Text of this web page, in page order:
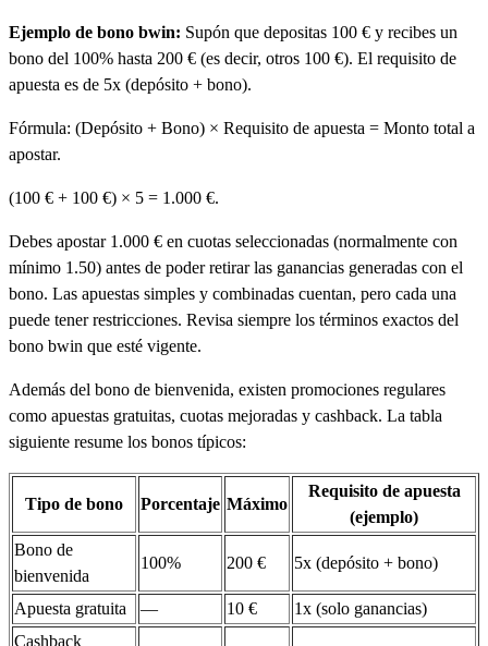
Ejemplo de bono bwin: Supón que depositas 100 € y recibes un
bono del 100% hasta 200 € (es decir, otros 100 €). El requisito de
apuesta es de 5x (depósito + bono).
Fórmula: (Depósito + Bono) × Requisito de apuesta = Monto total a
apostar.
(100 € + 100 €) × 5 = 1.000 €.
Debes apostar 1.000 € en cuotas seleccionadas (normalmente con
mínimo 1.50) antes de poder retirar las ganancias generadas con el
bono. Las apuestas simples y combinadas cuentan, pero cada una
puede tener restricciones. Revisa siempre los términos exactos del
bono bwin que esté vigente.
Además del bono de bienvenida, existen promociones regulares
como apuestas gratuitas, cuotas mejoradas y cashback. La tabla
siguiente resume los bonos típicos:
Tipo de bono Porcentaje Máximo
Requisito de apuesta
(ejemplo)
Bono de
bienvenida
100% 200 € 5x (depósito + bono)
Apuesta gratuita — 10 €
1x (solo ganancias)
Cashback